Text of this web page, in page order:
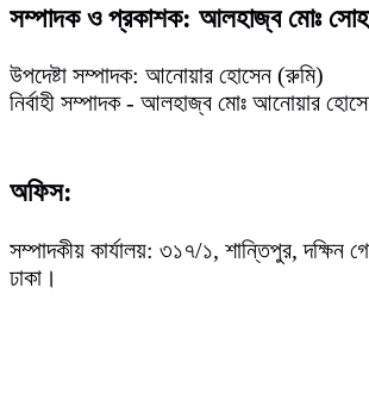
সম্পাদক ও প্রকাশক: আলহাজ্ব মোঃ
উপদেষ্টা সম্পাদক: আনোয়ার হোসেন (রুমি)
নির্বাহী সম্পাদক - আলহাজ্ব মোঃ আনোয়ার
অফিস:
সম্পাদকীয় কার্যালয়: ৩১৭/১, শান্তিপুর, দক্ষিন
ঢাকা।